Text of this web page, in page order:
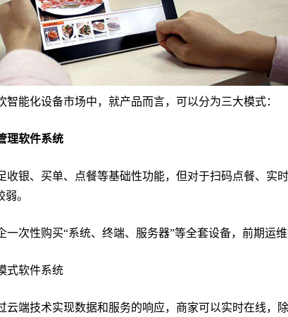
智能化设备市场中，就产品而言，可以分为三大模式：
理软件系统
收银、买单、点餐等基础性功能，但对于扫码点餐、实
。
一次性购买“系统、终端、服务器”等全套设备，前期运维
式软件系统
云端技术实现数据和服务的响应，商家可以实时在线，